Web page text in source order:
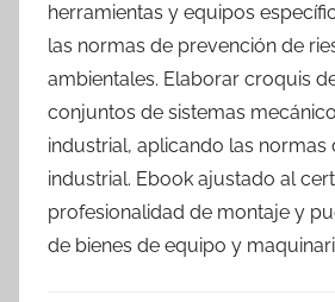
herramientas y equipos
las normas de prevención de
ambientales. Elaborar croquis
conjuntos de sistemas
industrial, aplicando las normas
industrial. Ebook ajustado al
profesionalidad de montaje y
de bienes de equipo y